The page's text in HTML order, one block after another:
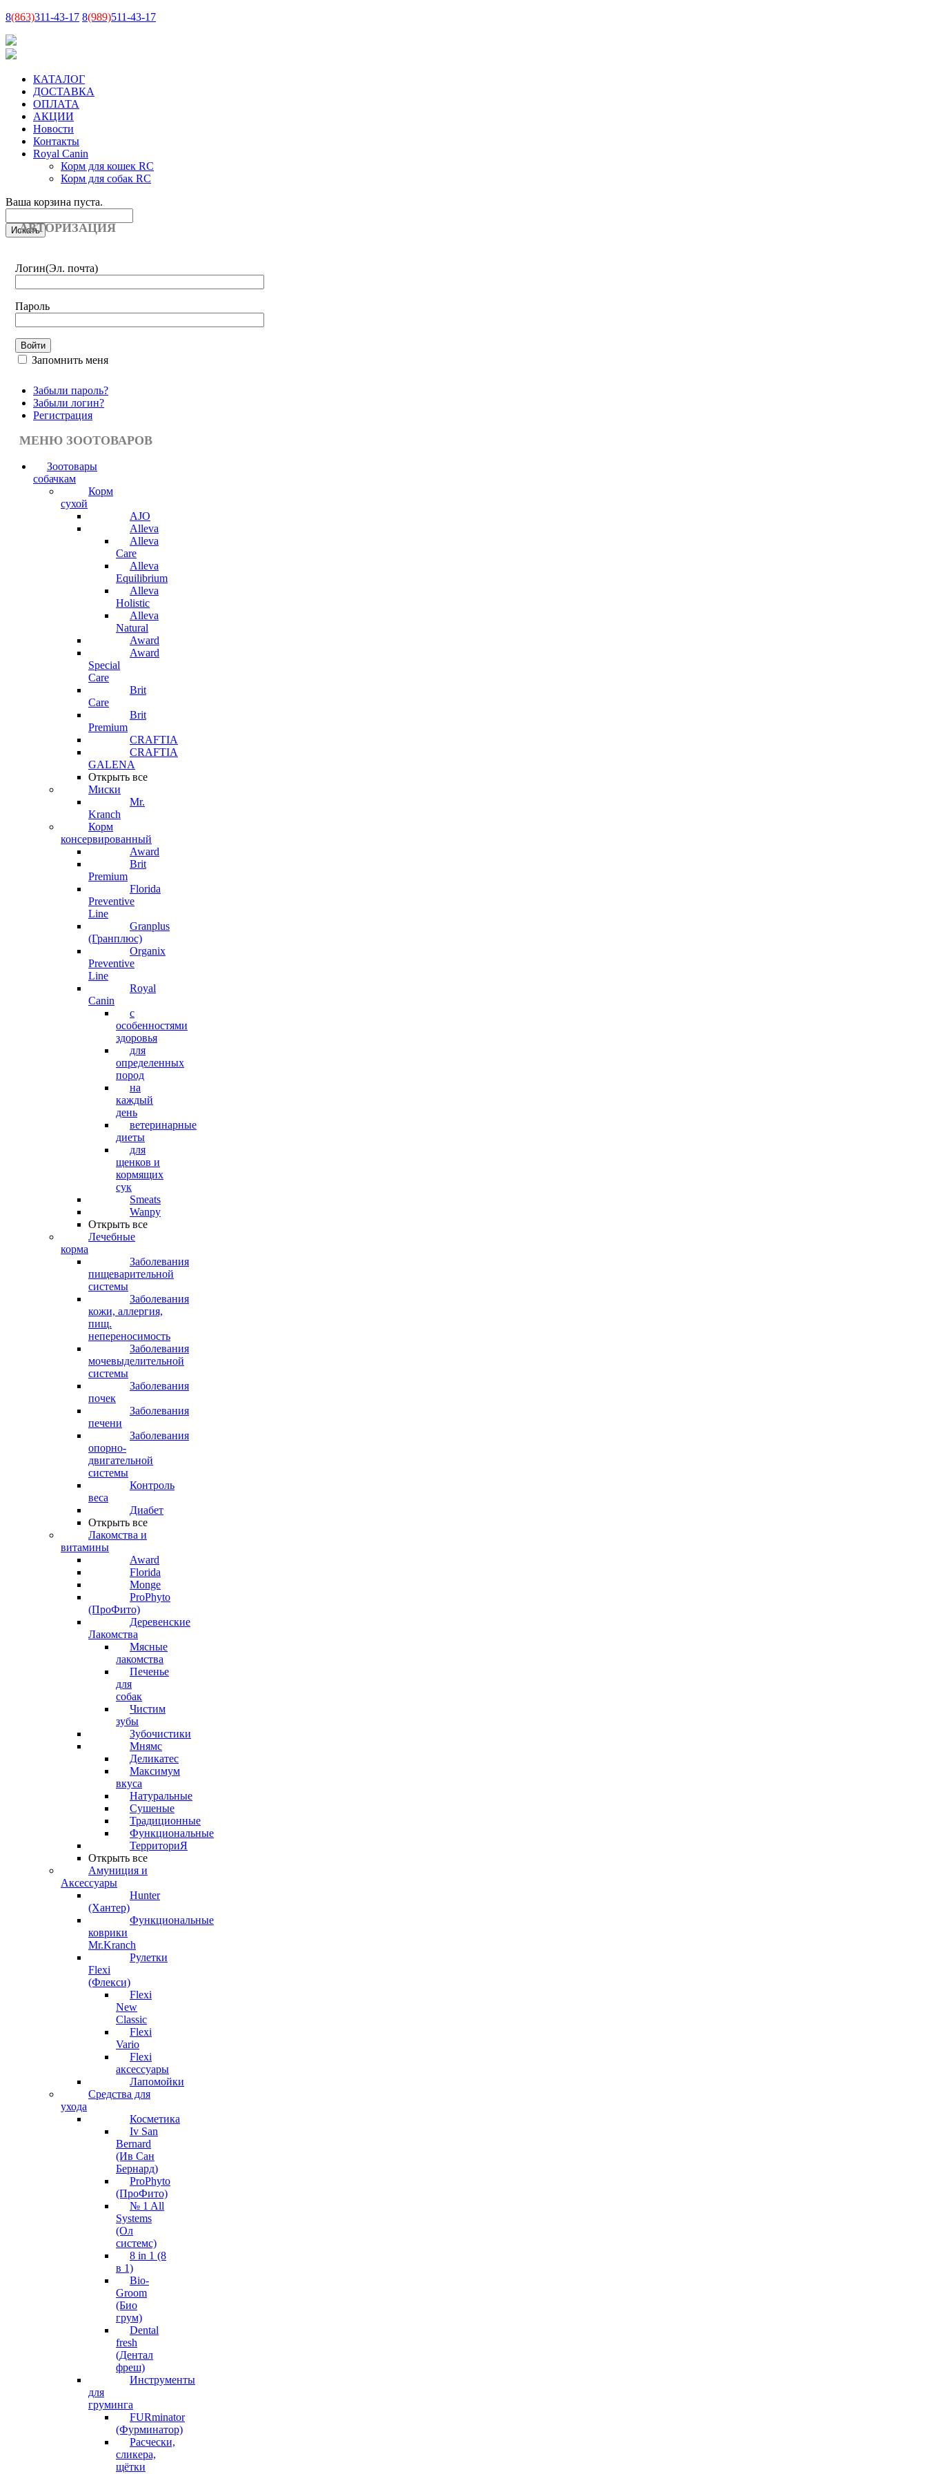
8(863)311-43-17 8(989)511-43-17
КАТАЛОГ
ДОСТАВКА
ОПЛАТА
АКЦИИ
Новости
Контакты
Royal Canin
Корм для кошек RC
Корм для собак RC
Ваша корзина пуста.
АВТОРИЗАЦИЯ
Логин(Эл. почта)
Пароль
Запомнить меня
Забыли пароль?
Забыли логин?
Регистрация
МЕНЮ ЗООТОВАРОВ
Зоотовары
собачкам
Корм
сухой
AJO
Alleva
Alleva
Care
Alleva
Equilibrium
Alleva
Holistic
Alleva
Natural
Award
Award
Special
Care
Brit
Care
Brit
Premium
CRAFTIA
CRAFTIA
GALENA
Открыть все
Миски
Mr.
Kranch
Корм
консервированный
Award
Brit
Premium
Florida
Preventive
Line
Granplus
(Гранплюс)
Organix
Preventive
Line
Royal
Canin
с
особенностями
здоровья
для
определенных
пород
на
каждый
день
ветеринарные
диеты
для
щенков и
кормящих
сук
Smeats
Wanpy
Открыть все
Лечебные
корма
Заболевания
пищеварительной
системы
Заболевания
кожи, аллергия,
пищ.
непереносимость
Заболевания
мочевыделительной
системы
Заболевания
почек
Заболевания
печени
Заболевания
опорно-
двигательной
системы
Контроль
веса
Диабет
Открыть все
Лакомства и
витамины
Award
Florida
Monge
ProPhyto
(ПроФито)
Деревенские
Лакомства
Мясные
лакомства
Печенье
для
собак
Чистим
зубы
Зубочистики
Мнямс
Деликатес
Максимум
вкуса
Натуральные
Сушеные
Традиционные
Функциональные
ТерриториЯ
Открыть все
Амуниция и
Аксессуары
Hunter
(Хантер)
Функциональные
коврики
Mr.Kranch
Рулетки
Flexi
(Флекси)
Flexi
New
Classic
Flexi
Vario
Flexi
аксессуары
Лапомойки
Средства для
ухода
Косметика
Iv San
Bernard
(Ив Сан
Бернард)
ProPhyto
(ПроФито)
№ 1 All
Systems
(Ол
системс)
8 in 1 (8
в 1)
Bio-
Groom
(Био
грум)
Dental
fresh
(Дентал
фреш)
Инструменты
для
груминга
FURminator
(Фурминатор)
Расчески,
сликера,
щётки